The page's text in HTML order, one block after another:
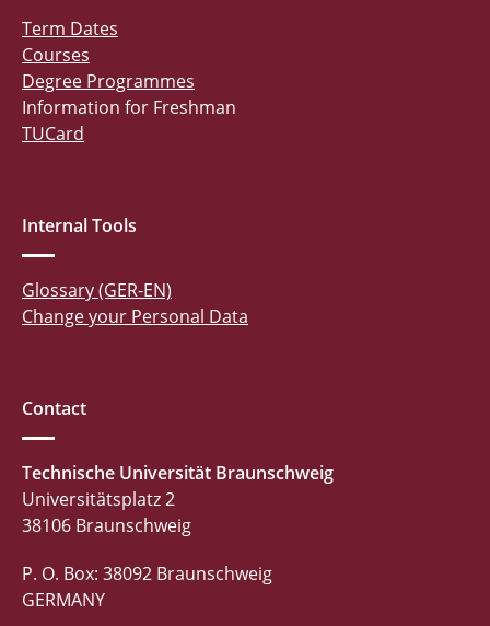
Term Dates
Courses
Degree Programmes
Information for Freshman
TUCard
Internal Tools
Glossary (GER-EN)
Change your Personal Data
Contact
Technische Universität Braunschweig
Universitätsplatz 2
38106 Braunschweig
P. O. Box: 38092 Braunschweig
GERMANY